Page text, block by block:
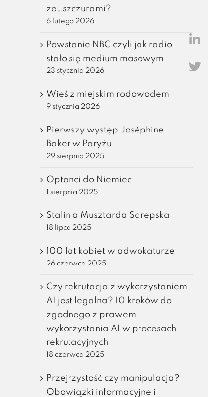
ze…szczurami?
6 lutego 2026
Powstanie NBC czyli jak radio
stało się medium masowym
23 stycznia 2026
Wieś z miejskim rodowodem
9 stycznia 2026
Pierwszy występ Joséphine
Baker w Paryżu
29 sierpnia 2025
Optanci do Niemiec
1 sierpnia 2025
Stalin a Musztarda Sarepska
18 lipca 2025
100 lat kobiet w adwokaturze
26 czerwca 2025
Czy rekrutacja z wykorzystaniem
AI jest legalna? 10 kroków do
zgodnego z prawem
wykorzystania AI w procesach
rekrutacyjnych
18 czerwca 2025
Przejrzystość czy manipulacja?
Obowiązki informacyjne i